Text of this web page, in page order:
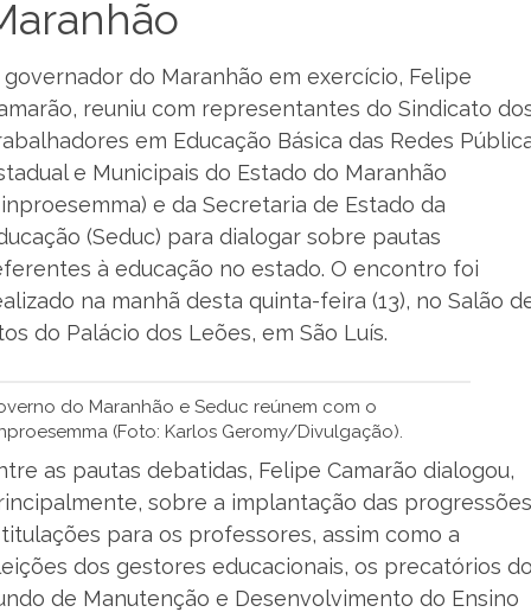
governador do Maranhão em exercício, Felipe
reuniu com representantes do Sindicato
em Educação Básica das Redes
e Municipais do Estado do Maranhão
e da Secretaria de Estado da
(Seduc) para dialogar sobre pautas
à educação no estado. O encontro foi
na manhã desta quinta-feira (13), no Salão
do Palácio dos Leões, em São Luís.
do Maranhão e Seduc reúnem com o
(Foto: Karlos Geromy/Divulgação).
as pautas debatidas, Felipe Camarão dialogou,
sobre a implantação das progressões
para os professores, assim como a
dos gestores educacionais, os precatórios
de Manutenção e Desenvolvimento do Ensino